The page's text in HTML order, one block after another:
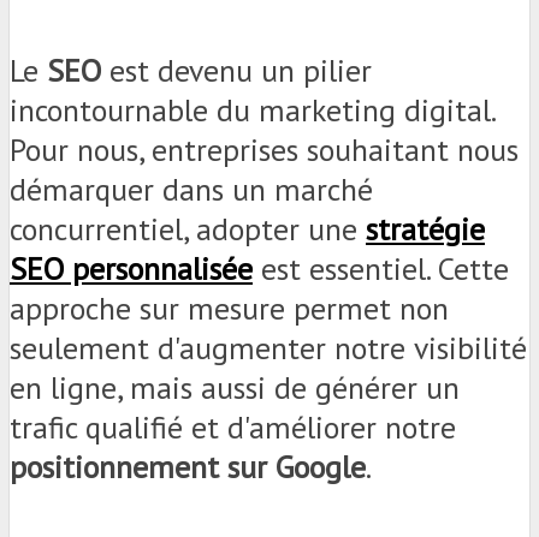
Le SEO est devenu un pilier
incontournable du marketing digital.
Pour nous, entreprises souhaitant nous
démarquer dans un marché
concurrentiel, adopter une stratégie
SEO personnalisée est essentiel. Cette
approche sur mesure permet non
seulement d'augmenter notre visibilité
en ligne, mais aussi de générer un
trafic qualifié et d'améliorer notre
positionnement sur Google.